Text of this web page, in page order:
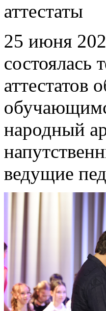
аттестаты
25 июня
состоялась
аттестатов
народный
ведущие